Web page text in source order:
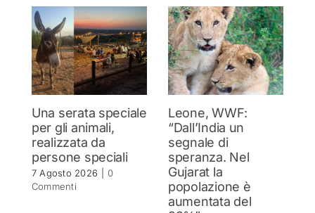
Una serata speciale
per gli animali,
realizzata da
persone speciali
7 Agosto 2026
0
Commenti
Leone, WWF:
“Dall’India un
segnale di
speranza. Nel
Gujarat la
popolazione è
aumentata del